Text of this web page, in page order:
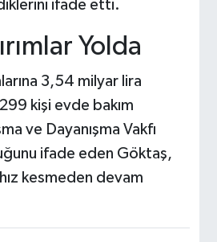
ifade etti.
Yolda
3,54 milyar lira
kişi evde bakım
ve Dayanışma Vakfı
ifade eden Göktaş,
kesmeden devam